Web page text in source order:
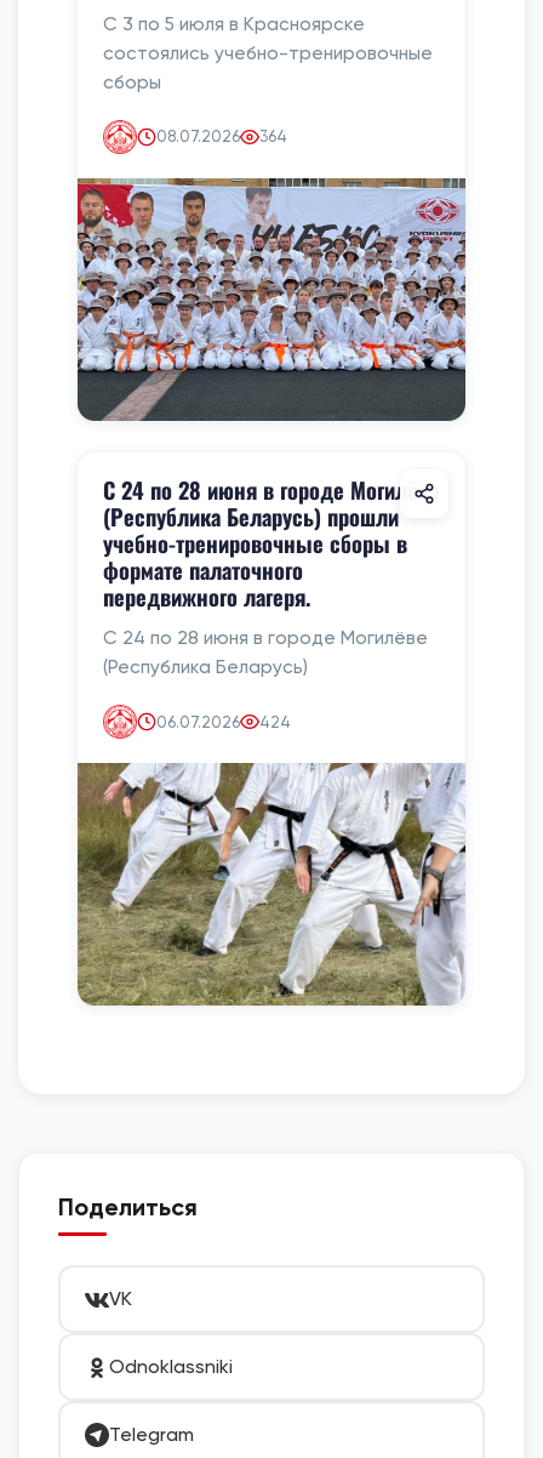
С 3 по 5 июля в Красноярске
состоялись учебно-тренировочные
сборы
08.07.2026 364
С 24 по 28 июня в городе Могилёве
(Республика Беларусь) прошли
учебно-тренировочные сборы в
формате палаточного
передвижного лагеря.
С 24 по 28 июня в городе Могилёве
(Республика Беларусь)
06.07.2026 424
Поделиться
VK
Odnoklassniki
Telegram